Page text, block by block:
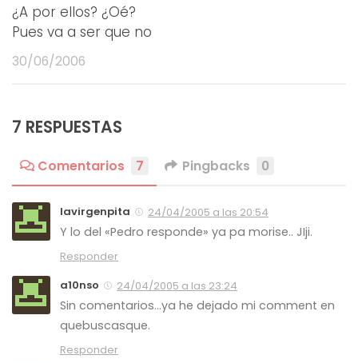
¿A por ellos? ¿Oé?
Pues va a ser que no
30/06/2006
7 RESPUESTAS
Comentarios 7 Pingbacks 0
lavirgenpita 24/04/2005 a las 20:54
Y lo del «Pedro responde» ya pa morise.. JIji.
Responder
a10nso
24/04/2005 a las 23:24
Sin comentarios…ya he dejado mi comment en
quebuscasque.
Responder